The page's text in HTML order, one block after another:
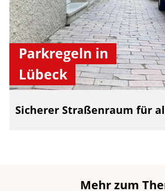
Parkregeln in
Lübeck
Sicherer Straßenraum für
Mehr zum